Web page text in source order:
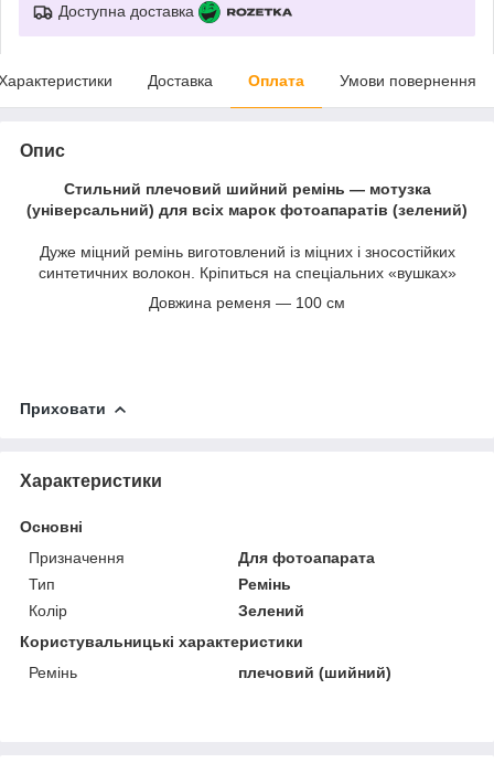
Доступна доставка
Доставка Оплата Умови повернення
Опис
Стильний плечовий шийний ремінь — мотузка
(універсальний) для всіх марок фотоапаратів (зелений)
Дуже міцний ремінь виготовлений із міцних і зносостійких
синтетичних волокон. Кріпиться на спеціальних «вушках»
Довжина ременя — 100 см
Приховати
Характеристики
Основні
Призначення
Для фотоапарата
Тип
Ремінь
Колір
Зелений
Користувальницькі характеристики
Ремінь
плечовий (шийний)